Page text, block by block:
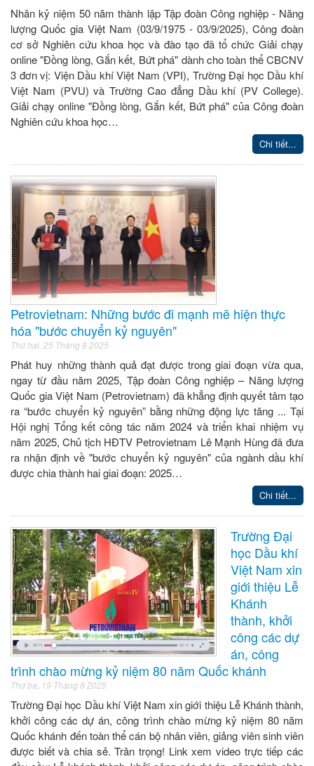
Nhân kỷ niệm 50 năm thành lập Tập đoàn Công nghiệp - Năng
lượng Quốc gia Việt Nam (03/9/1975 - 03/9/2025), Công đoàn
cơ sở Nghiên cứu khoa học và đào tạo đã tổ chức Giải chạy
online "Đồng lòng, Gắn kết, Bứt phá" dành cho toàn thể CBCNV
3 đơn vị: Viện Dầu khí Việt Nam (VPI), Trường Đại học Dầu khí
Việt Nam (PVU) và Trường Cao đẳng Dầu khí (PV College).
Giải chạy online "Đồng lòng, Gắn kết, Bứt phá" của Công đoàn
Nghiên cứu khoa học…
Chi tiết...
Petrovietnam: Những bước đi mạnh mẽ hiện thực
hóa "bước chuyển kỷ nguyên"
Thứ hai, 25 Tháng 8 2025
Phát huy những thành quả đạt được trong giai đoạn vừa qua,
ngay từ đầu năm 2025, Tập đoàn Công nghiệp – Năng lượng
Quốc gia Việt Nam (Petrovietnam) đã khẳng định quyết tâm tạo
ra “bước chuyển kỷ nguyên” bằng những động lực tăng ... Tại
Hội nghị Tổng kết công tác năm 2024 và triển khai nhiệm vụ
năm 2025, Chủ tịch HĐTV Petrovietnam Lê Mạnh Hùng đã đưa
ra nhận định về "bước chuyển kỷ nguyên" của ngành dầu khí
được chia thành hai giai đoạn: 2025…
Chi tiết...
Trường Đại
học Dầu khí
Việt Nam xin
giới thiệu Lễ
Khánh
thành, khởi
công các dự
án, công
trình chào mừng kỷ niệm 80 năm Quốc khánh
Thứ ba, 19 Tháng 8 2025
Trường Đại học Dầu khí Việt Nam xin giới thiệu Lễ Khánh thành,
khởi công các dự án, công trình chào mừng kỷ niệm 80 năm
Quốc khánh đến toàn thể cán bộ nhân viên, giảng viên sinh viên
được biết và chia sẻ. Trân trọng! Link xem video trực tiếp các